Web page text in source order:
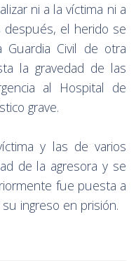
ni a la víctima ni a
después, el herido se
Civil de otra
la gravedad de las
al Hospital de
grave.
y las de varios
de la agresora y se
fue puesta a
ingreso en prisión.